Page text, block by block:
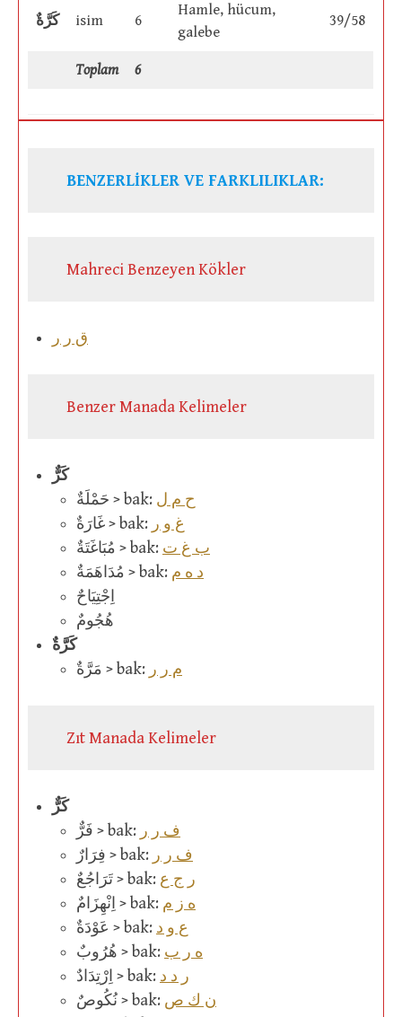
كَرَّةٌ isim 6
Hamle, hücum,
galebe
39/58
Toplam 6
BENZERLİKLER VE FARKLILIKLAR:
Mahreci Benzeyen Kökler
ق ر ر
Benzer Manada Kelimeler
كَرٌّ
حَمْلَةٌ > bak: ح م ل
غَارَةٌ > bak: غ و ر
مُبَاغَتَةٌ > bak: ب غ ت
مُدَاهَمَةٌ > bak: د ه م
اِجْتِيَاحٌ
هُجُومٌ
كَرَّةٌ
مَرَّةٌ > bak: م ر ر
Zıt Manada Kelimeler
كَرٌّ
فَرٌّ > bak: ف ر ر
فِرَارٌ > bak: ف ر ر
تَرَاجُعٌ > bak: ر ج ع
اِنْهِزَامٌ > bak: ه ز م
عَوْدَةٌ > bak: ع و د
هُرُوبٌ > bak: ه ر ب
اِرْتِدَادٌ > bak: ر د د
نُكُوصٌ > bak: ن ك ص